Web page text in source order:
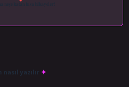
neşe katan kısa hikayeler!
yazılır